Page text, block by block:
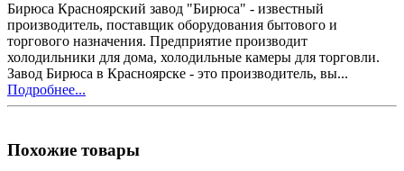
Бирюса Красноярский завод "Бирюса" - известный
производитель, поставщик оборудования бытового и
торгового назначения. Предприятие производит
холодильники для дома, холодильные камеры для торговли.
Завод Бирюса в Красноярске - это производитель, вы...
Подробнее...
Похожие товары